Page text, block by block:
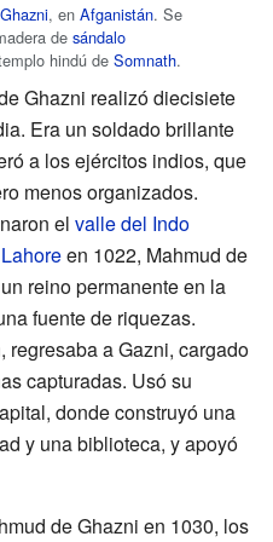
, en Afganistán. Se
de sándalo
hindú de Somnath.
Ghazni realizó diecisiete
Era un soldado brillante
a los ejércitos indios, que
menos organizados.
el valle del Indo
Lahoreen 1022, Mahmud de
reino permanente en la
fuente de riquezas.
a Gazni, cargado
capturadas. Usó su
donde construyó una
y una biblioteca, y apoyó
de Ghazni en 1030, los